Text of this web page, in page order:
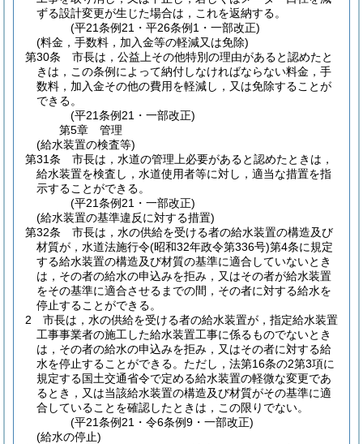
ずる設計変更が生じた場合は，これを返納する。
(平21条例21・平26条例1・一部改正)
(料金，手数料，加入金等の軽減又は免除)
第30条
市長は，公益上その他特別の理由があると認めたと
きは，この条例によって納付しなければならない料金，手
数料，加入金その他の費用を軽減し，又は免除することが
できる。
(平21条例21・一部改正)
第5章
管理
(給水装置の検査等)
第31条
市長は，水道の管理上必要があると認めたときは，
給水装置を検査し，水道使用者等に対し，適当な措置を指
示することができる。
(平21条例21・一部改正)
(給水装置の基準違反に対する措置)
第32条
市長は，水の供給を受ける者の給水装置の構造及び
材質が，水道法施行令(昭和32年政令第336号)第4条に規定
する給水装置の構造及び材質の基準に適合していないとき
は，その者の給水の申込みを拒み，又はその者が給水装置
をその基準に適合させるまでの間，その者に対する給水を
停止することができる。
2
市長は，水の供給を受ける者の給水装置が，指定給水装置
工事事業者の施工した給水装置工事に係るものでないとき
は，その者の給水の申込みを拒み，又はその者に対する給
水を停止することができる。 ただし，法第16条の2第3項に
規定する国土交通省令で定める給水装置の軽微な変更であ
るとき，又は当該給水装置の構造及び材質がその基準に適
合していることを確認したときは，この限りでない。
(平21条例21・令6条例9・一部改正)
(給水の停止)